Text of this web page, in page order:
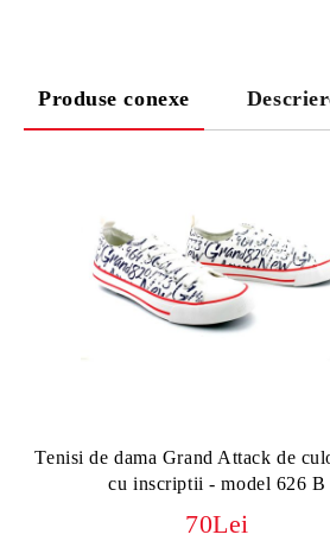
Produse conexe
Tenisi de dama Grand Attack de
cu inscriptii - model 626 B
70Lei